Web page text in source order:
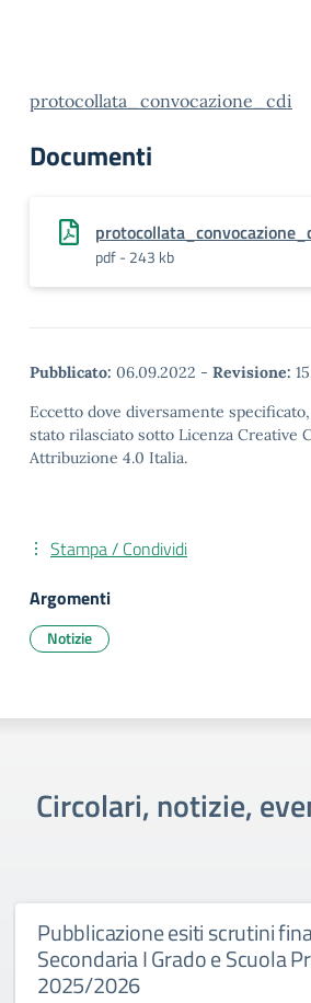
protocollata_convocazione_cdi
Documenti
pdf - 243 kb
Pubblicato: 06.09.2022 - Revisione:
Eccetto dove diversamente
stato rilasciato sotto Licenza Creative
Attribuzione 4.0 Italia.
Stampa / Condividi
Argomenti
Notizie
Circolari, notizie,
Pubblicazione esiti scrutini
Secondaria I Grado e Scuola
2025/2026